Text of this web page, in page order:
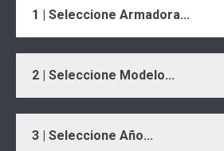
1 | Seleccione Armadora...
2 | Seleccione Modelo...
3 | Seleccione Año...